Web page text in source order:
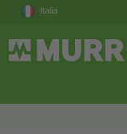
Italia